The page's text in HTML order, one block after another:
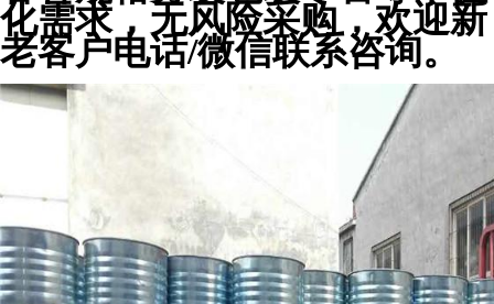
化需求，无风险采购，欢迎新
老客户电话/微信联系咨询。